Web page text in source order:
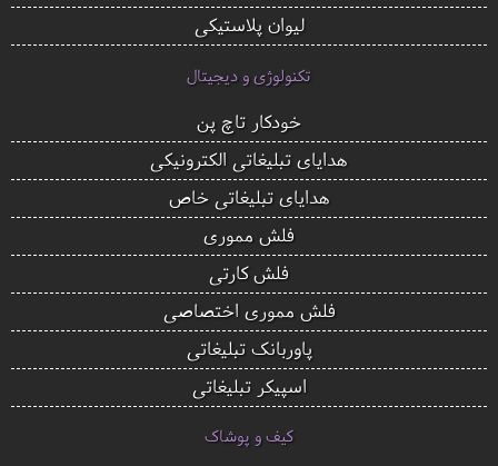
لیوان پلاستیکی
تکنولوژی و دیجیتال
خودکار تاچ پن
هدایای تبلیغاتی الکترونیکی
هدایای تبلیغاتی خاص
فلش مموری
فلش کارتی
فلش مموری اختصاصی
پاوربانک تبلیغاتی
اسپیکر تبلیغاتی
کیف و پوشاک